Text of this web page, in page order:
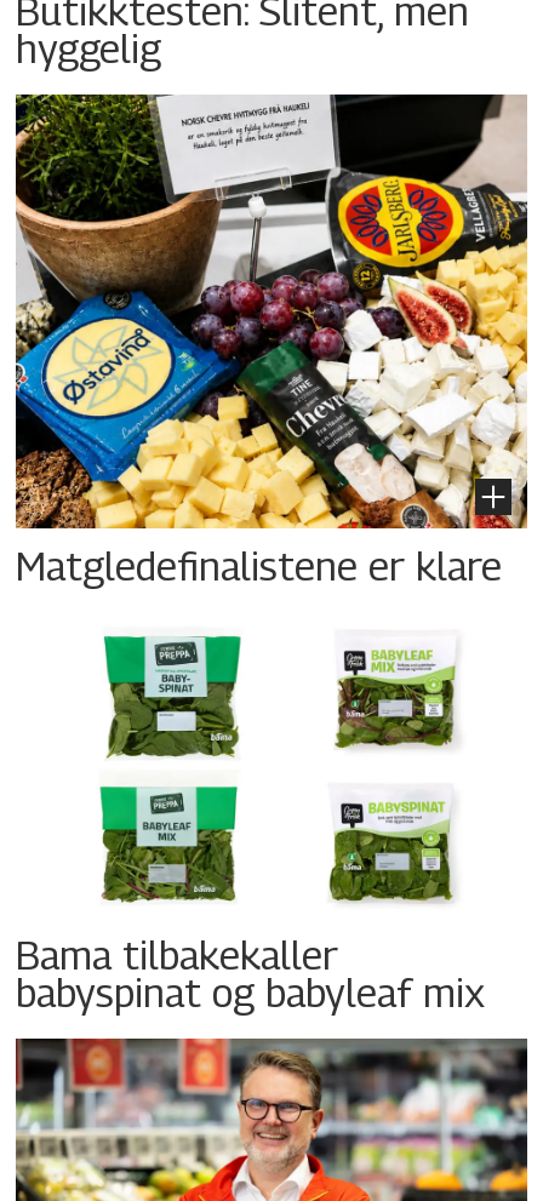
Butikktesten: Slitent, men
hyggelig
Matgledefinalistene er klare
Bama tilbakekaller
babyspinat og babyleaf mix